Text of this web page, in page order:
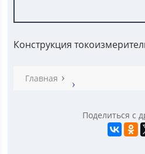
Конструкция
Главная
Поделиться с